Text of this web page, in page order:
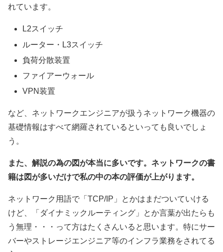
れています。
L2スイッチ
ルーター・L3スイッチ
負荷分散装置
ファイアーウォール
VPN装置
など、ネットワークエンジニアが扱うネットワーク機器の
基礎情報はすべて網羅されているといっても良いでしょ
う。
また、解説の為の図が本当に多いです。ネットワークの書
籍は図が多いだけで私の中の本の評価が上がります。
ネットワーク用語で「TCP/IP」とかはまだついていける
けど、「ダイナミックルーティング」とか言葉が出たらも
う無理・・・って方はたくさんいると思います。特にサー
バーやストレージエンジニア等のインフラ業務をされてる